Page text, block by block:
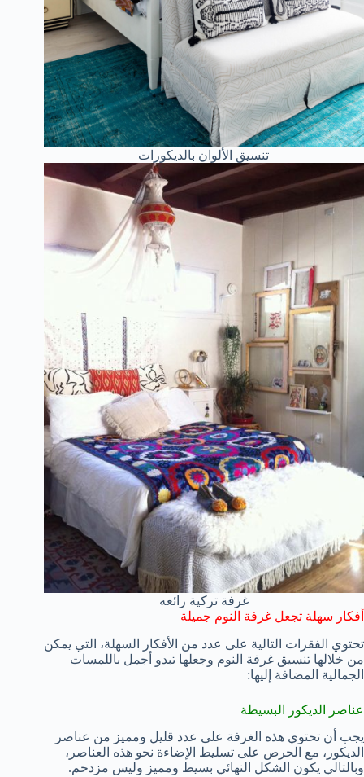
تنسيق الألوان بالديكورات
غرفة تركية رائعه
أفكار سهلة تجعل غرفة النوم جميلة
تحتوي الفقرات التالية على عدد من الأفكار السهلة، التي يمكن
من خلالها تنسيق غرفة النوم وجعلها تبدو أجمل باللمسات
الجمالية المضافة إليها:
عناصر الديكور البسيطة
يجب أن تحتوي هذه الغرفة على عدد قليل ومميز من عناصر
الديكور، مع الحرص على تسليط الإضاءة نحو هذه العناصر،
وبالتالي يكون الشكل النهائي بسيط ومميز وليس مزدحم.